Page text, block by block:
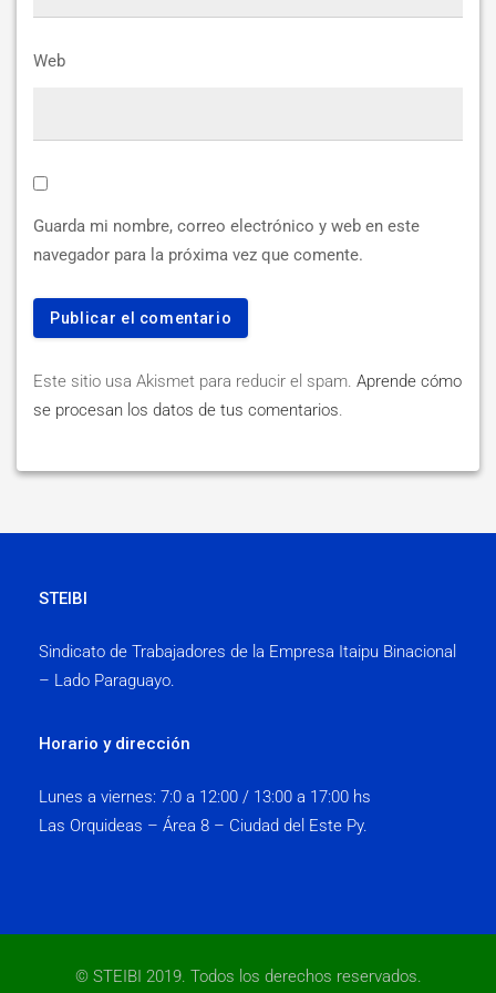
Web
Guarda mi nombre, correo electrónico y web en este
navegador para la próxima vez que comente.
Este sitio usa Akismet para reducir el spam. Aprende cómo
se procesan los datos de tus comentarios.
STEIBI
Sindicato de Trabajadores de la Empresa Itaipu Binacional
– Lado Paraguayo.
Horario y dirección
Lunes a viernes: 7:0 a 12:00 / 13:00 a 17:00 hs
Las Orquideas – Área 8 – Ciudad del Este Py.
© STEIBI 2019. Todos los derechos reservados.